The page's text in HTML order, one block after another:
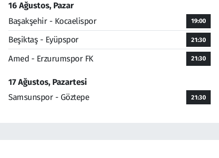
16 Ağustos, Pazar
Başakşehir - Kocaelispor
19:00
Beşiktaş - Eyüpspor 21:30
Amed - Erzurumspor FK 21:30
17 Ağustos, Pazartesi
Samsunspor - Göztepe
21:30